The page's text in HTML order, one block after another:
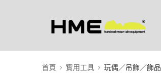
首頁 實用工具 玩偶／吊飾／飾品